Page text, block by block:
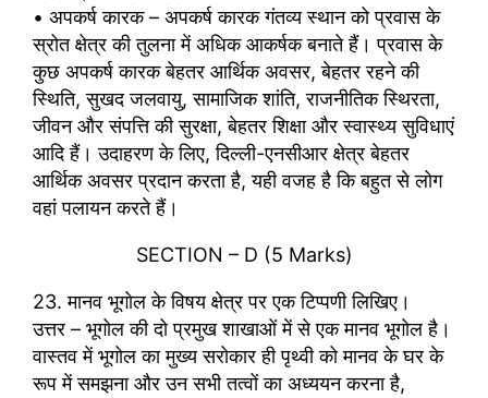
• अपकर्ष कारक – अपकर्ष कारक गंतव्य स्थान को प्रवास के
स्रोत क्षेत्र की तुलना में अधिक आकर्षक बनाते हैं। प्रवास के
कुछ अपकर्ष कारक बेहतर आर्थिक अवसर, बेहतर रहने की
स्थिति, सुखद जलवायु, सामाजिक शांति, राजनीतिक स्थिरता,
जीवन और संपत्ति की सुरक्षा, बेहतर शिक्षा और स्वास्थ्य सुविधाएं
आदि हैं। उदाहरण के लिए, दिल्ली-एनसीआर क्षेत्र बेहतर
आर्थिक अवसर प्रदान करता है, यही वजह है कि बहुत से लोग
वहां पलायन करते हैं।
SECTION – D (5 Marks)
23. मानव भूगोल के विषय क्षेत्र पर एक टिप्पणी लिखिए।
उत्तर – भूगोल की दो प्रमुख शाखाओं में से एक मानव भूगोल है।
वास्तव में भूगोल का मुख्य सरोकार ही पृथ्वी को मानव के घर के
रूप में समझना और उन सभी तत्वों का अध्ययन करना है,